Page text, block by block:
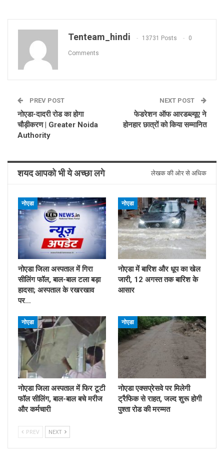
Tenteam_hindi 13731 Posts 0
Comments
PREV POST
नोएडा-दादरी रोड का होगा
चौड़ीकरण | Greater Noida
Authority
NEXT POST
फेडरेशन ऑफ आरडब्ल्यूए ने
होनहार छात्रों को किया सम्मानित
शयद आपको भी ये अच्छा लगे लेखक की ओर से अधिक
नोएडा
नोएडा जिला अस्पताल में गिरा
सीलिंग फॉल, बाल-बाल टला बड़ा
हादसा; अस्पताल के रखरखाव
पर…
नोएडा
नोएडा में बारिश और धूप का खेल
जारी, 12 अगस्त तक बारिश के
आसार
नोएडा
नोएडा जिला अस्पताल में फिर टूटी
फॉल सीलिंग, बाल-बाल बचे मरीज
और कर्मचारी
नोएडा
नोएडा एक्सप्रेसवे पर मिलेगी
ट्रैफिक से राहत, जल्द शुरू होगी
पुश्ता रोड की मरम्मत
PREV NEXT